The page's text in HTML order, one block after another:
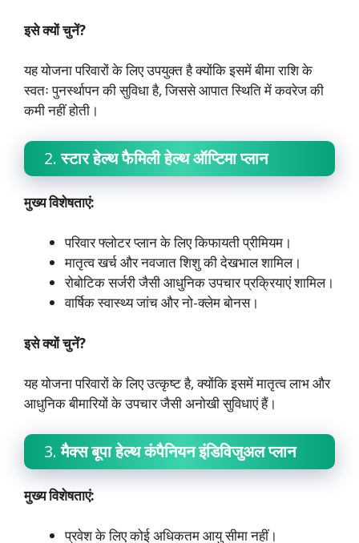
इसे क्यों चुनें?
यह योजना परिवारों के लिए उपयुक्त है क्योंकि इसमें बीमा राशि के
स्वतः पुनर्स्थापन की सुविधा है, जिससे आपात स्थिति में कवरेज की
कमी नहीं होती।
2.स्टार हेल्थ फैमिली हेल्थ ऑप्टिमा प्लान
मुख्य विशेषताएं:
परिवार फ्लोटर प्लान के लिए किफायती प्रीमियम।
मातृत्व खर्च और नवजात शिशु की देखभाल शामिल।
रोबोटिक सर्जरी जैसी आधुनिक उपचार प्रक्रियाएं शामिल।
वार्षिक स्वास्थ्य जांच और नो-क्लेम बोनस।
इसे क्यों चुनें?
यह योजना परिवारों के लिए उत्कृष्ट है, क्योंकि इसमें मातृत्व लाभ और
आधुनिक बीमारियों के उपचार जैसी अनोखी सुविधाएं हैं।
3.मैक्स बूपा हेल्थ कंपैनियन इंडिविजुअल प्लान
मुख्य विशेषताएं:
प्रवेश के लिए कोई अधिकतम आयु सीमा नहीं।